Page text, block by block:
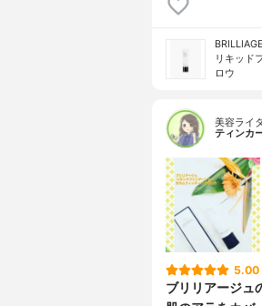
リキッド
ロウ
美容ライ
ティンカ
5.00
ブリリアージュ